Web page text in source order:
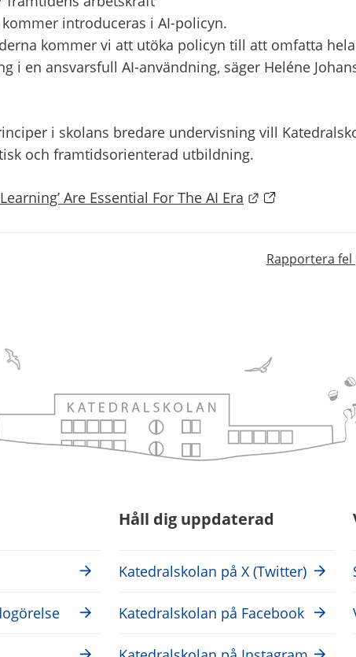
introduceras i AI-policyn.
kommer vi att utöka policyn till att omfatta
i en ansvarsfull AI-användning, säger Heléne
i skolans bredare undervisning vill
och framtidsorienterad utbildning.
Are Essential For The AI Era Länk till
Rapportera fel
Håll dig uppdaterad
Katedralskolan på X (Twitter)
Katedralskolan på Facebook